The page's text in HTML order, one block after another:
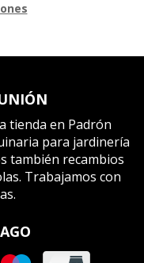
tienda en Padrón
para jardinería
también recambios
Trabajamos con